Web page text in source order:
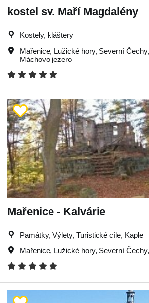
kostel sv. Maří Magdalény
Kostely, kláštery
Mařenice, Lužické hory, Severní Čechy,
Máchovo jezero
Mařenice - Kalvárie
Památky, Výlety, Turistické cíle, Kaple
Mařenice, Lužické hory, Severní Čechy,